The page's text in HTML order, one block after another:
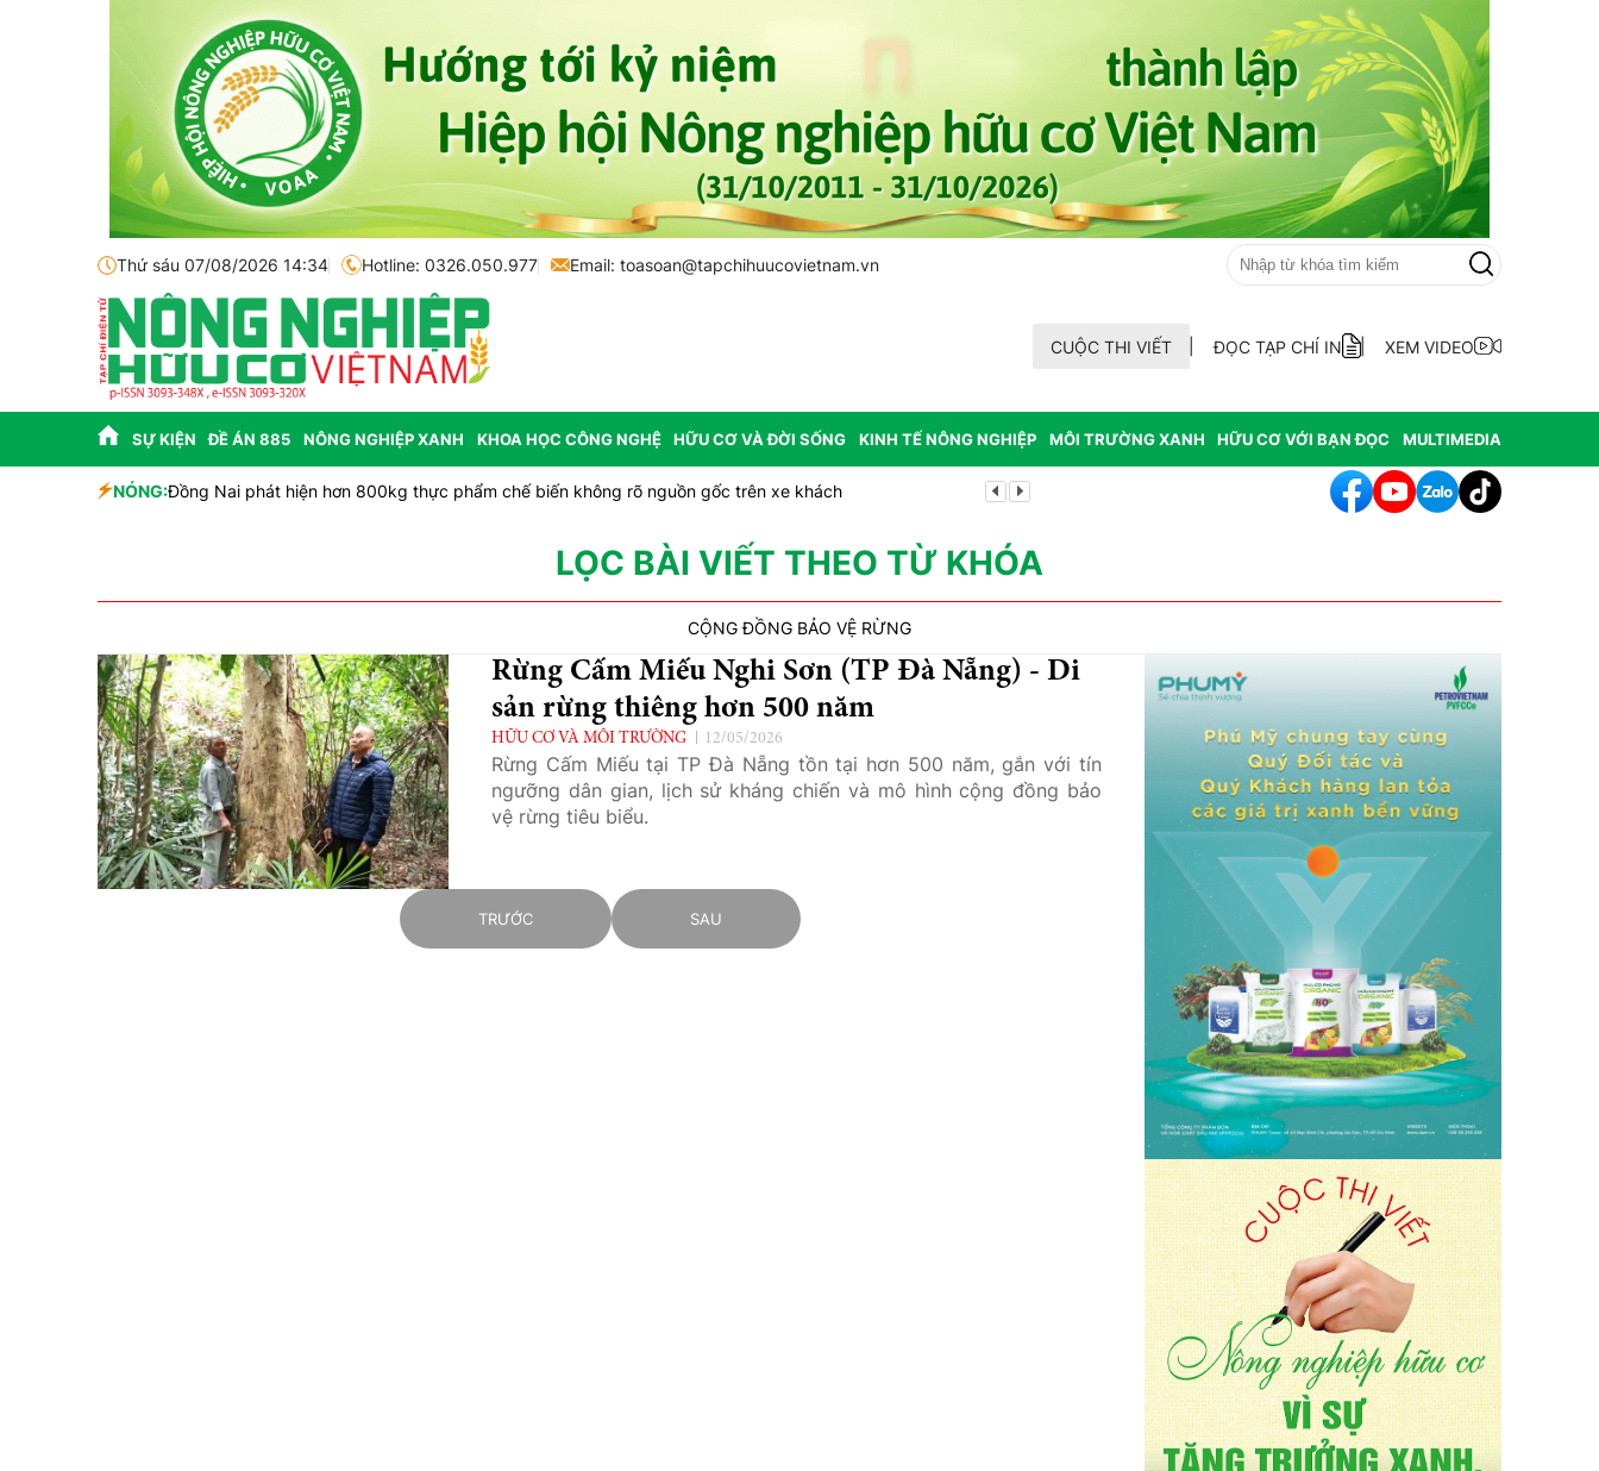
Thứ sáu 07/08/2026 14:34 Hotline: 0326.050.977 Email: toasoan@tapchihuucovietnam.vn
CUỘC THI VIẾT ĐỌC TẠP CHÍ IN XEM VIDEO
SỰ KIỆN ĐỀ ÁN 885 NÔNG NGHIỆP XANH KHOA HỌC CÔNG NGHỆ HỮU CƠ VÀ ĐỜI SỐNG KINH TẾ NÔNG NGHIỆP MÔI TRƯỜNG XANH HỮU CƠ VỚI BẠN ĐỌC MULTIMEDIA
NÓNG:Đồng Nai phát hiện hơn 800kg thực phẩm chế biến không rõ nguồn gốc trên xe khách Cảnh báo canh tác cần sa làm thay đổi môi trường nghiêm trọng tại Hoa Kỳ
LỌC BÀI VIẾT THEO TỪ KHÓA
CỘNG ĐỒNG BẢO VỆ RỪNG
Rừng Cấm Miếu Nghi Sơn (TP Đà Nẵng) - Di
sản rừng thiêng hơn 500 năm
HỮU CƠ VÀ MÔI TRƯỜNG 12/05/2026
Rừng Cấm Miếu tại TP Đà Nẵng tồn tại hơn 500 năm, gắn với tín
ngưỡng dân gian, lịch sử kháng chiến và mô hình cộng đồng bảo
vệ rừng tiêu biểu.
TRƯỚC SAU